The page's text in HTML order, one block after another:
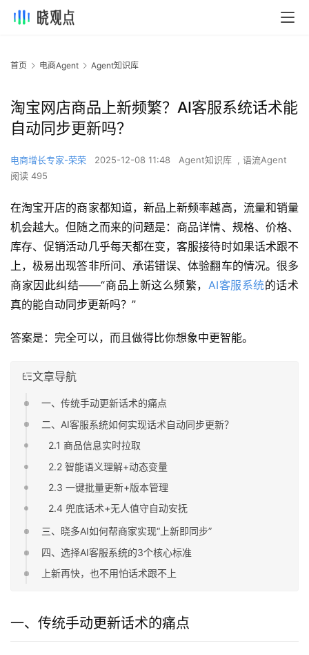
首页 电商Agent Agent知识库
淘宝网店商品上新频繁？AI客服系统话术能
自动同步更新吗？
电商增长专家-荣荣 2025-12-08 11:48 Agent知识库 , 语流Agent
阅读 495
在淘宝开店的商家都知道，新品上新频率越高，流量和销量
机会越大。但随之而来的问题是：商品详情、规格、价格、
库存、促销活动几乎每天都在变，客服接待时如果话术跟不
上，极易出现答非所问、承诺错误、体验翻车的情况。很多
商家因此纠结——“商品上新这么频繁，AI客服系统的话术
真的能自动同步更新吗？”
答案是：完全可以，而且做得比你想象中更智能。
文章导航
一、传统手动更新话术的痛点
二、AI客服系统如何实现话术自动同步更新？
2.1 商品信息实时拉取
2.2 智能语义理解+动态变量
2.3 一键批量更新+版本管理
2.4 兜底话术+无人值守自动安抚
三、晓多AI如何帮商家实现“上新即同步”
四、选择AI客服系统的3个核心标准
上新再快，也不用怕话术跟不上
一、传统手动更新话术的痛点